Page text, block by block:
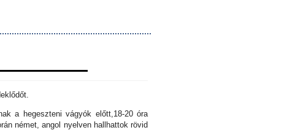
a hegeszteni vágyók előtt,18-20 óra
német, angol nyelven hallhattok rövid